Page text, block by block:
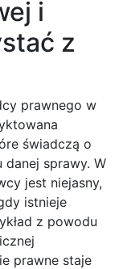
i
z
prawnego w
świadczą o
danej sprawy. W
jest niejasny,
istnieje
z powodu
prawne staje